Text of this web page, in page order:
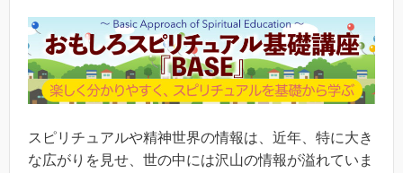
スピリチュアルや精神世界の情報は、近年、特に大き
な広がりを見せ、世の中には沢山の情報が溢れていま